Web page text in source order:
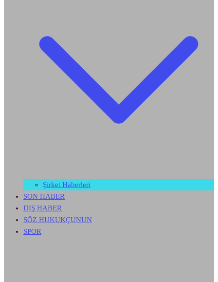
Şirket Haberleri
SON HABER
DIŞ HABER
SÖZ HUKUKÇUNUN
SPOR